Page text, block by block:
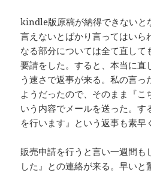
kindle版原稿が納得できないと
言えないとばかり言ってはいら
なる部分については全て直して
要請をした。すると、本当に
う速さで返事が来る。私の言っ
ようだったので、そのまま『こ
いう内容でメールを送った。す
を行います』という返事も素早
販売申請を行うと言い一週間も
した』との連絡が来る。早いと